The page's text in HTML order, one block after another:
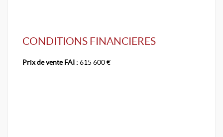
CONDITIONS FINANCIERES
Prix de vente FAI : 615 600 €